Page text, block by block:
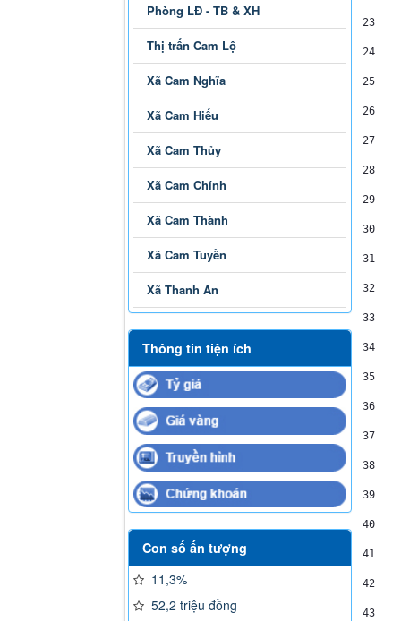
Phòng LĐ - TB & XH
Thị trấn Cam Lộ
Xã Cam Nghĩa
Xã Cam Hiếu
Xã Cam Thủy
Xã Cam Chính
Xã Cam Thành
Xã Cam Tuyền
Xã Thanh An
Thông tin tiện ích
Con số ấn tượng
11,3%
52,2 triệu đồng
23
24
25
26
27
28
29
30
31
32
33
34
35
36
37
38
39
40
41
42
43